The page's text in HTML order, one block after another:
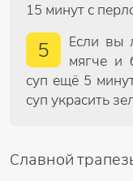
15 минут с
5
Если вы
мягче и
суп ещё 5
суп украсить
Славной